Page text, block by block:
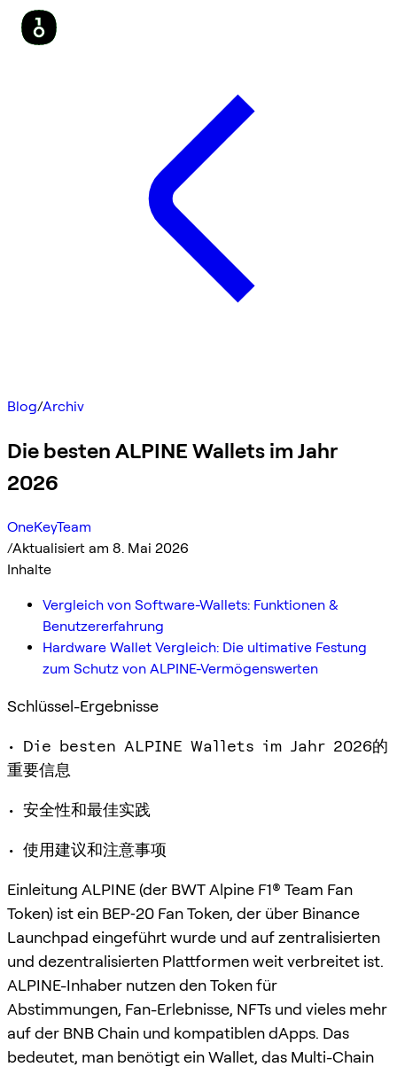
Blog/Archiv
Die besten ALPINE Wallets im Jahr
2026
OneKeyTeam
/Aktualisiert am 8. Mai 2026
Inhalte
Vergleich von Software-Wallets: Funktionen &
Benutzererfahrung
Hardware Wallet Vergleich: Die ultimative Festung
zum Schutz von ALPINE-Vermögenswerten
Schlüssel-Ergebnisse
• Die besten ALPINE Wallets im Jahr 2026的
重要信息
• 安全性和最佳实践
• 使用建议和注意事项
Einleitung ALPINE (der BWT Alpine F1® Team Fan
Token) ist ein BEP‑20 Fan Token, der über Binance
Launchpad eingeführt wurde und auf zentralisierten
und dezentralisierten Plattformen weit verbreitet ist.
ALPINE-Inhaber nutzen den Token für
Abstimmungen, Fan-Erlebnisse, NFTs und vieles mehr
auf der BNB Chain und kompatiblen dApps. Das
bedeutet, man benötigt ein Wallet, das Multi-Chain